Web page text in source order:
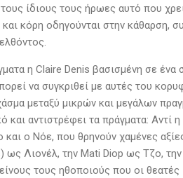
ίδιους τους ήρωες αυτό που
κόρη οδηγούνται στην κάθαρση,
η Claire Denis βασισμένη σε
να συγκριθεί με αυτές του
μεταξύ μικρών και μεγάλων
και αντιστρέφει τα πράγματα:
και ο Νόε, που θρηνούν χαμένες
ως Λιονέλ, την Mati Diop ως Τζο,
τους ηθοποιούς που οι